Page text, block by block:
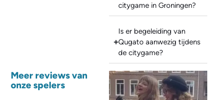
citygame in Groningen?
Is er begeleiding van
Qugato aanwezig tijdens
de citygame?
Meer reviews van
onze spelers